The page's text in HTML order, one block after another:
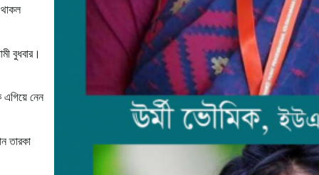
বুধবার।
এগিয়ে নেন
তারকা